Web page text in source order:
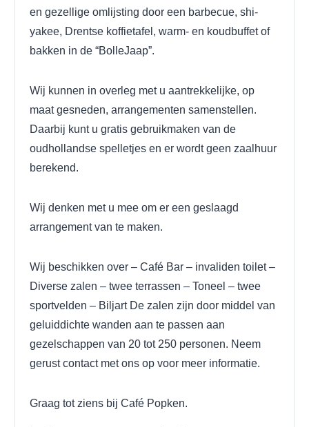
en gezellige omlijsting door een barbecue, shi-
yakee, Drentse koffietafel, warm- en koudbuffet of
bakken in de “BolleJaap”.
Wij kunnen in overleg met u aantrekkelijke, op
maat gesneden, arrangementen samenstellen.
Daarbij kunt u gratis gebruikmaken van de
oudhollandse spelletjes en er wordt geen zaalhuur
berekend.
Wij denken met u mee om er een geslaagd
arrangement van te maken.
Wij beschikken over – Café Bar – invaliden toilet–
Diverse zalen – twee terrassen – Toneel – twee
sportvelden – BiljartDe zalen zijn door middel van
geluiddichte wanden aan te passen aan
gezelschappen van 20 tot 250 personen. Neem
gerust contact met ons op voor meer informatie.
Graag tot ziens bij Café Popken.